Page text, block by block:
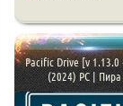
Pacific Drive [v 1.13.0
(2024) PC | Пира